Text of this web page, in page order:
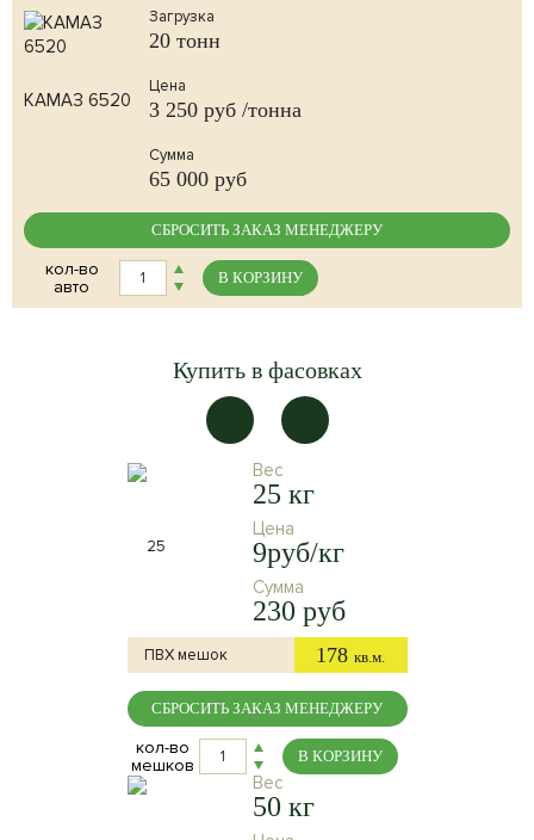
КАМАЗ 6520
Загрузка
20 тонн
Цена
3 250 руб /тонна
Сумма
65 000 руб
СБРОСИТЬ ЗАКАЗ МЕНЕДЖЕРУ
кол-во
авто
В КОРЗИНУ
Купить в фасовках
Вес
25 кг
Цена
9руб/кг
Сумма
230 руб
ПВХ мешок 178 кв.м.
СБРОСИТЬ ЗАКАЗ МЕНЕДЖЕРУ
кол-во
мешков
В КОРЗИНУ
Вес
50 кг